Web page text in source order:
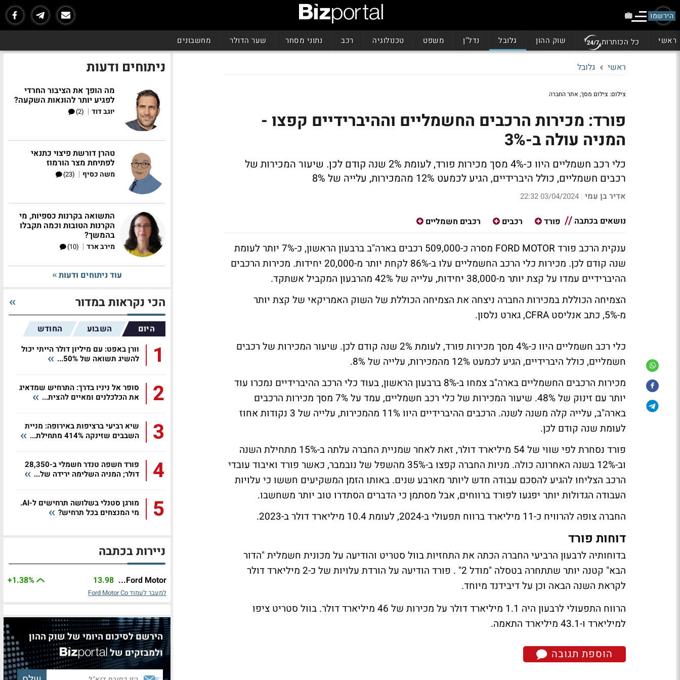
הירשמו
ראשי כל הכותרות שוק ההון גלובל נדל"ן משפט טכנולוגיה רכב נתוני מסחר שער הדולר מחשבונים
ראשי גלובל
צילום: צילום מסך, אתר החברה
פורד: מכירות הרכבים החשמליים וההיברידיים קפצו -
המניה עולה ב-3%
כלי רכב חשמליים היוו כ-4% מסך מכירות פורד, לעומת 2% שנה קודם לכן. שיעור המכירות של
רכבים חשמליים, כולל היברידיים, הגיע לכמעט 12% מהמכירות, עלייה של 8%
אדיר בן עמי |
03/04/2024 22:32
נושאים בכתבה פורד רכבים רכבים חשמליים
ענקית הרכב פורד FORD MOTOR מסרה כ-509,000 רכבים בארה"ב ברבעון הראשון, כ-7% יותר לעומת
שנה קודם לכן. מכירות כלי הרכב החשמליים עלו ב-86% לקחת יותר מ-20,000 יחידות. מכירות הרכבים
ההיברידיים עמדו על קצת יותר מ-38,000 יחידות, עלייה של 42% מהרבעון המקביל אשתקד.
הצמיחה הכוללת במכירות החברה ניצחה את הצמיחה הכוללת של השוק האמריקאי של קצת יותר
מ-5%, כתב אנליסט CFRA, גארט נלסון.
כלי רכב חשמליים היוו כ-4% מסך מכירות פורד, לעומת 2% שנה קודם לכן. שיעור המכירות של רכבים
חשמליים, כולל היברידיים, הגיע לכמעט 12% מהמכירות, עלייה של 8%.
מכירות הרכבים החשמליים בארה"ב צמחו ב-8% ברבעון הראשון, בעוד כלי הרכב ההיברידיים נמכרו עוד
יותר עם זינוק של 48%. שיעור המכירות של כלי רכב חשמליים, עמד על 7% מסך מכירות הרכבים
בארה"ב, עלייה קלה משנה לשנה. הרכבים ההיברידיים היוו 11% מהמכירות, עלייה של 3 נקודות אחוז
לעומת שנה קודם לכן.
פורד נסחרת לפי שווי של 54 מיליארד דולר, זאת לאחר שמניית החברה עלתה ב-15% מתחילת השנה
וב-12% בשנה האחרונה כולה. מניות החברה קפצו ב-35% מהשפל של נובמבר, כאשר פורד ואיבוד עובדי
הרכב הצליחו להגיע להסכם עבודה חדש ליותר מארבע שנים. באותו הזמן המשקיעים חששו כי עלויות
העבודה הגדולות יותר יפגעו לפורד ברווחים, אבל מסתמן כי הדברים הסתדרו טוב יותר משחשבו.
החברה צופה להרוויח כ-11 מיליארד ברווח תפעולי ב-2024, לעומת 10.4 מיליארד דולר ב-2023.
דוחות פורד
בדוחותיה לרבעון הרביעי החברה הכתה את התחזיות בוול סטריט והודיעה על מכונית חשמלית "הדור
הבא" קטנה יותר שתתחרה בטסלה "מודל 2" . פורד הודיעה על הורדת עלויות של כ-2 מיליארד דולר
לקראת השנה הבאה וכן על דיבידנד מיוחד.
הרווח התפעולי לרבעון היה 1.1 מיליארד דולר על מכירות של 46 מיליארד דולר. בוול סטריט ציפו
למיליארד ו-43.1 מיליארד התאמה.
הוספת תגובה
ניתוחים ודעות
מה הופך את הציבור החרדי
לפגיע יותר להונאות השקעה?
יוגב דוד |
(2)
טהרן דורשת פיצוי כתנאי
לפתיחת מצר הורמוז
משה כסיף |
(23)
התשואה בקרנות כספיות, מי
הקרנות הטובות וכמה תקבלו
בהמשך?
מירב ארד |
(10)
עוד ניתוחים ודעות
הכי נקראות במדור
היום השבוע החודש
1
וורן באפט: עם מיליון דולר הייתי יכול
להשיג תשואה של 50%...
2
סופר אל ניניו בדרך: התרחיש שמדאיג
את הכלכלנים ומאיים להצית...
3
שיא רביעי ברציפות באירופה: מניית
השבבים שזינקה 414% מתחילת...
4
פורד חשפה טנדר חשמלי ב-28,350
דולר; המניה השלימה ירידה של...
5
מורגן סטנלי בשלושה תרחישים ל-AI.
מי המנצחים בכל תרחיש?
ניירות בכתבה
Ford Motor...
13.98
+1.38%
למעבר לעמוד Ford Motor Co
הירשם לסיכום היומי של שוק ההון
ולמבזקים של